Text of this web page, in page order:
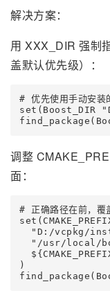
解决方案：
用 XXX_DIR 强制
盖默认优先级）：
# 优先使用手动安
set(Boost_DIR
调整
面：
# 正确路径在前，覆
"D:/vcpkg/
"/usr/local/
)